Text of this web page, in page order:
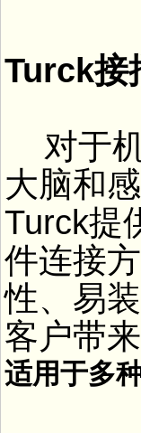
Turck接
对于
大脑和
Turck提
件连接
性、易
客户带
适用于多